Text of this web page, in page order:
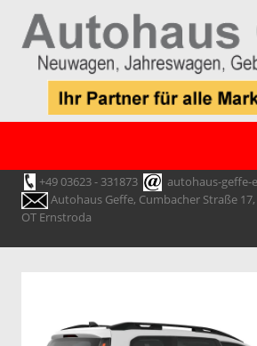
+49 03623 - 331873
autohaus-geffe-
Autohaus Geffe, Cumbacher Straße
OT Ernstroda